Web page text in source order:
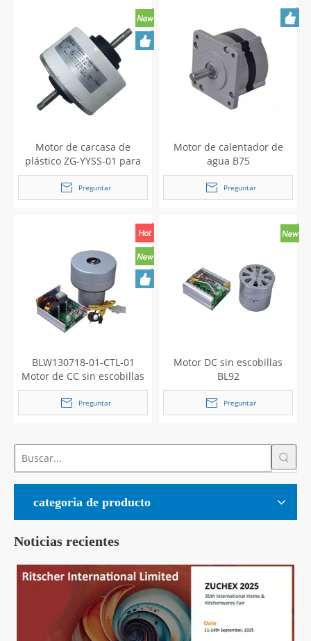
Motor de carcasa de
plástico ZG-YYSS-01 para
aire acondicionado con
ventilador
Preguntar
Motor de calentador de
agua B75
Preguntar
BLW130718-01-CTL-01
Motor de CC sin escobillas
Preguntar
Motor DC sin escobillas
BL92
Preguntar
categoria de producto
Noticias recientes